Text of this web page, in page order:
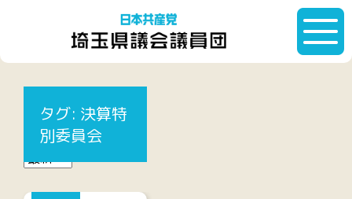
タグ: 決算特
別委員会
記事一覧